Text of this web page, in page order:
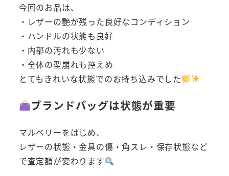
今回のお品は、
・レザーの艶が残った良好なコンディション
・ハンドルの状態も良好
・内部の汚れも少ない
・全体の型崩れも控えめ
とてもきれいな状態でのお持ち込みでした
ブランドバッグは状態が重要
マルベリーをはじめ、
レザーの状態・金具の傷・角スレ・保存状態など
で査定額が変わります